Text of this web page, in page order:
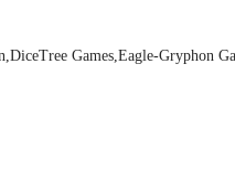
的政治牌。这些政治牌允许
要决定准备帮助自己多于对
有趣的方式，通常导致所有
样花费尽可能少的资源建设
Games,Eagle-Gryphon